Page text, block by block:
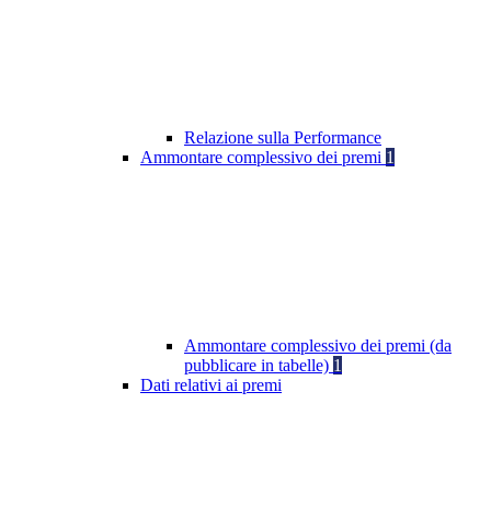
Relazione sulla Performance
Ammontare complessivo dei premi 1
Ammontare complessivo dei premi (da
pubblicare in tabelle) 1
Dati relativi ai premi